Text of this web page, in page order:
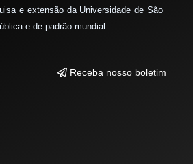
e extensão da Universidade de São
e de padrão mundial.
Receba nosso boletim